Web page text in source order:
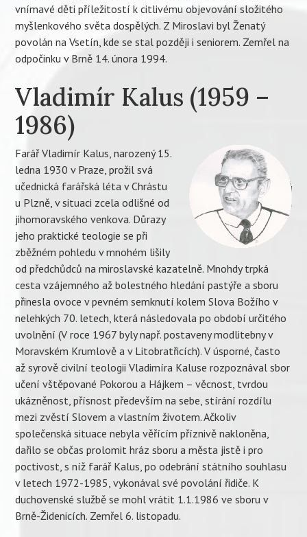
vnímavé děti příležitostí k citlivému objevování složitého
myšlenkového světa dospělých. Z Miroslavi byl Ženatý
povolán na Vsetín, kde se stal později i seniorem. Zemřel na
odpočinku v Brně 14. února 1994.
Vladimír Kalus (1959 –
1986)
Farář Vladimír Kalus, narozený 15.
ledna 1930 v Praze, prožil svá
učednická farářská léta v Chrástu
u Plzně, v situaci zcela odlišné od
jihomoravského venkova. Důrazy
jeho praktické teologie se při
zběžném pohledu v mnohém lišily
od předchůdců na miroslavské kazatelně. Mnohdy trpká
cesta vzájemného až bolestného hledání pastýře a sboru
přinesla ovoce v pevném semknutí kolem Slova Božího v
nelehkých 70. letech, která následovala po období určitého
uvolnění (V roce 1967 byly např. postaveny modlitebny v
Moravském Krumlově a v Litobratřicích). V úsporné, často
až syrově civilní teologii Vladimíra Kaluse rozpoznával sbor
učení vštěpované Pokorou a Hájkem – věcnost, tvrdou
ukázněnost, přísnost především na sebe, stírání rozdílu
mezi zvěstí Slovem a vlastním životem. Ačkoliv
společenská situace nebyla věřícím příznivě nakloněna,
dařilo se občas prolomit hráz sboru a města jistě i pro
poctivost, s níž farář Kalus, po odebrání státního souhlasu
v letech 1972-1985, vykonával své povolání řidiče. K
duchovenské službě se mohl vrátit 1.1.1986 ve sboru v
Brně-Židenicích. Zemřel 6. listopadu.